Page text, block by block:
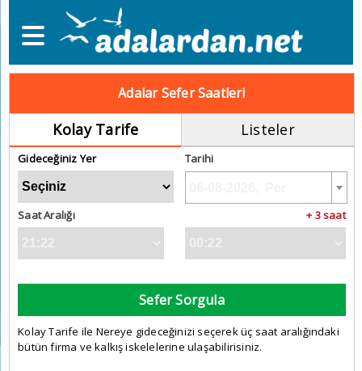
Adalar Sefer Saatleri
Kolay Tarife Listeler
Gideceğiniz Yer Tarihi
Saat Aralığı + 3 saat
Sefer Sorgula
Kolay Tarife ile Nereye gideceğinizi seçerek üç saat aralığındaki
bütün firma ve kalkış iskelelerine ulaşabilirisiniz.